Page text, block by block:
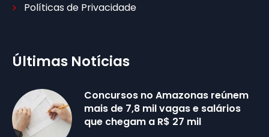
Políticas de Privacidade
Últimas Notícias
Concursos no Amazonas reúnem
mais de 7,8 mil vagas e salários
que chegam a R$ 27 mil